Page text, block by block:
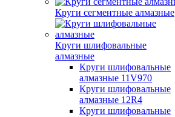
Круги сегментные алмазные
Круги шлифовальные
алмазные
Круги шлифовальные
алмазные 11V970
Круги шлифовальные
алмазные 12R4
Круги шлифовальные